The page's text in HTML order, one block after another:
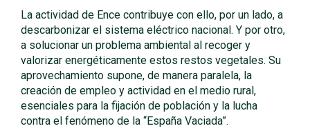
La actividad de Ence contribuye con ello, por un lado, a
descarbonizar el sistema eléctrico nacional. Y por otro,
a solucionar un problema ambiental al recoger y
valorizar energéticamente estos restos vegetales. Su
aprovechamiento supone, de manera paralela, la
creación de empleo y actividad en el medio rural,
esenciales para la fijación de población y la lucha
contra el fenómeno de la “España Vaciada”.